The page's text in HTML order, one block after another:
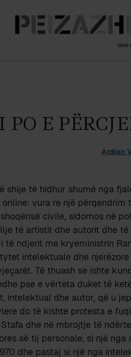
ose
PO E
Ardian
shije të hidhur shumë nga
online: vura re një
civile, sidomos në
të artistit dhe autorit dhe
të ndjerit me kryeministrin
intelektuale dhe
Të thuash se ishte
pse e vërteta duket të
intelektual dhe autor, që u
do të kishte protesta e
dhe në mbrojtje të
së tij personale, si një
dhe pastaj si një nga